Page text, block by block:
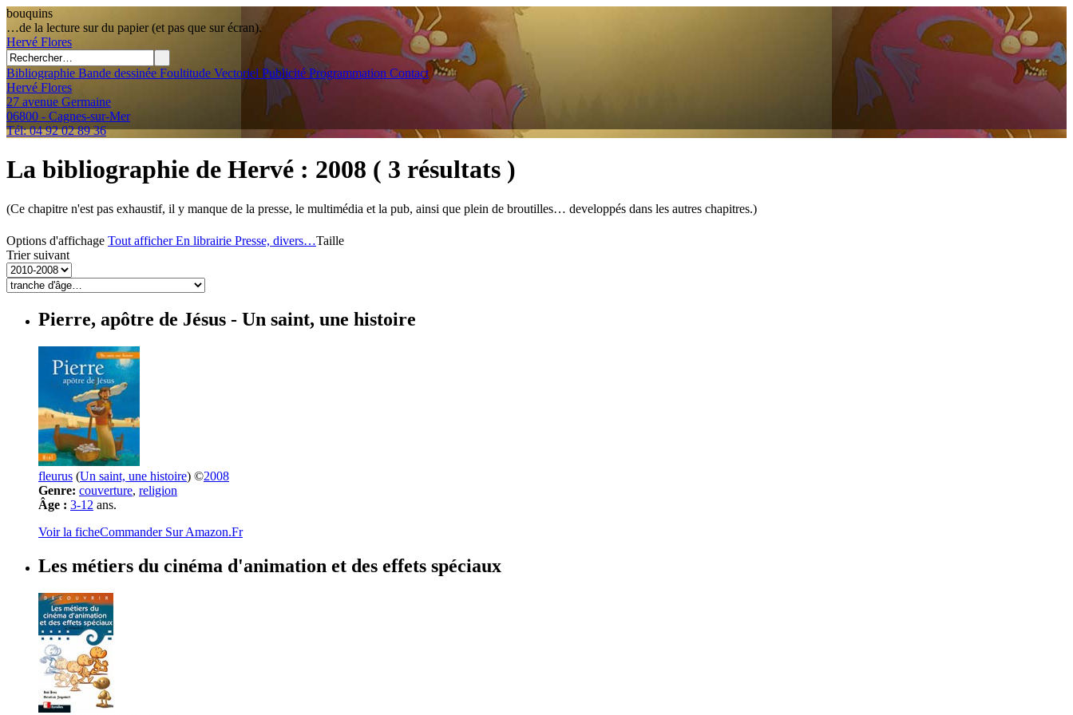
bouquins
…de la lecture sur du papier (et pas que sur écran).
Hervé Flores
Bibliographie Bande dessinée Foultitude Vectoriel PublicitéProgrammation Contact
Hervé Flores
27 avenue Germaine
06800 - Cagnes-sur-Mer
Tél: 04 92 02 89 36
La bibliographie de Hervé : 2008 ( 3 résultats )
(Ce chapitre n'est pas exhaustif, il y manque de la presse, le multimédia et la pub, ainsi que plein de broutilles… developpés dans les autres chapitres.)
Options d'affichage Tout afficherEn librairie Presse, divers…Taille
Trier suivant
Pierre, apôtre de Jésus - Un saint, une histoire
fleurus (Un saint, une histoire) ©2008
Genre: couverture, religion
Âge : 3-12 ans.
Voir la ficheCommander Sur Amazon.Fr
Les métiers du cinéma d'animation et des effets spéciaux